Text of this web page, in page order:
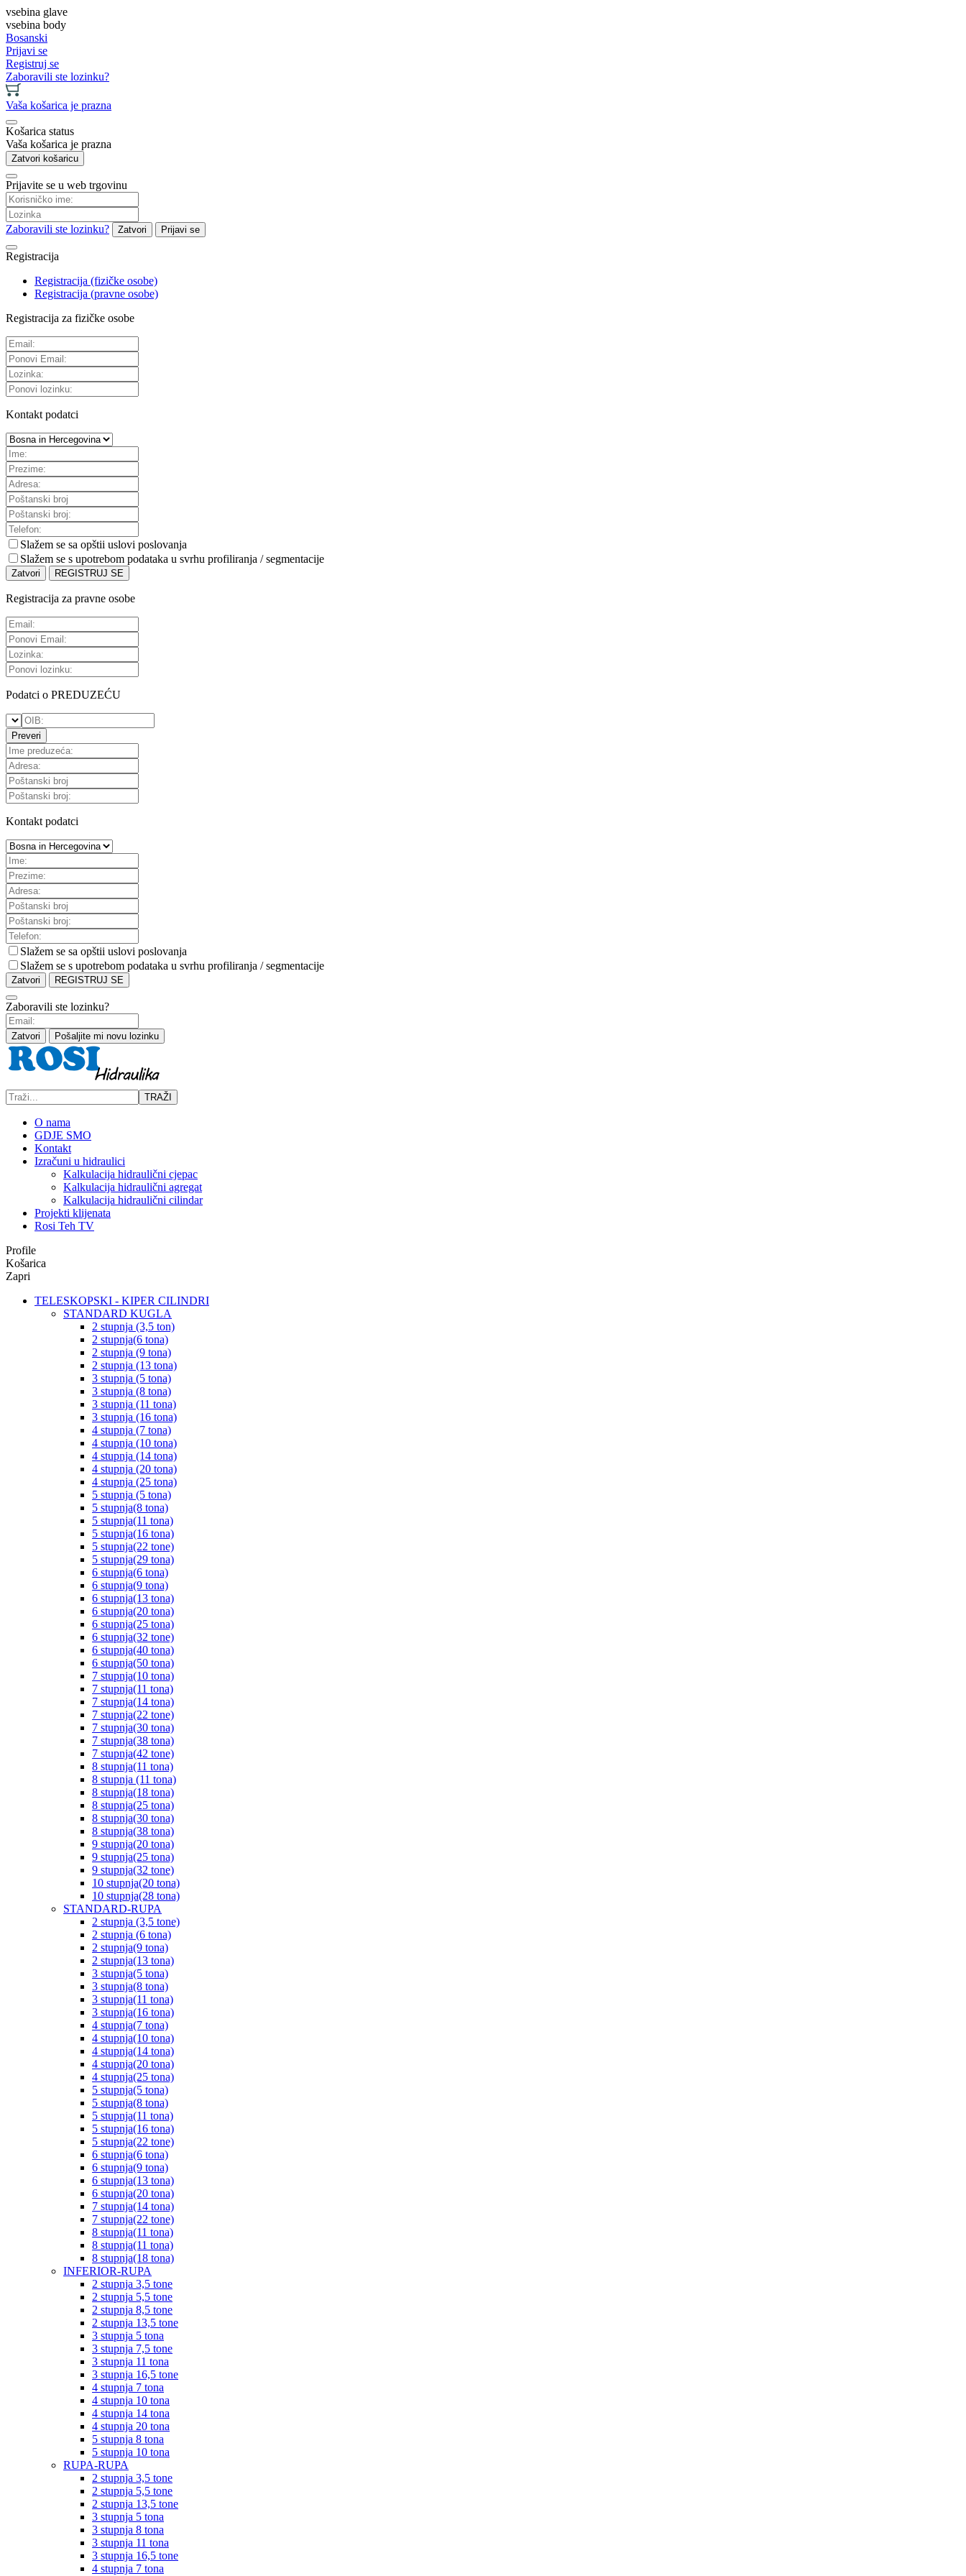
vsebina glave
vsebina body
Bosanski
Prijavi se
Registruj se
Zaboravili ste lozinku?
Vaša košarica je prazna
Košarica status
Vaša košarica je prazna
Zatvori košaricu
Prijavite se u web trgovinu
Zaboravili ste lozinku? Zatvori Prijavi se
Registracija
Registracija (fizičke osobe)
Registracija (pravne osobe)
Registracija za fizičke osobe
Kontakt podatci
Slažem se sa opštii uslovi poslovanja
Slažem se s upotrebom podataka u svrhu profiliranja / segmentacije
Zatvori REGISTRUJ SE
Registracija za pravne osobe
Podatci o PREDUZEĆU
Preveri
Kontakt podatci
Slažem se sa opštii uslovi poslovanja
Slažem se s upotrebom podataka u svrhu profiliranja / segmentacije
Zatvori REGISTRUJ SE
Zaboravili ste lozinku?
Zatvori Pošaljite mi novu lozinku
TRAŽI
O nama
GDJE SMO
Kontakt
Izračuni u hidraulici
Kalkulacija hidraulični cjepac
Kalkulacija hidraulični agregat
Kalkulacija hidraulični cilindar
Projekti klijenata
Rosi Teh TV
Profile
Košarica
Zapri
TELESKOPSKI - KIPER CILINDRI
STANDARD KUGLA
2 stupnja (3,5 ton)
2 stupnja(6 tona)
2 stupnja (9 tona)
2 stupnja (13 tona)
3 stupnja (5 tona)
3 stupnja (8 tona)
3 stupnja (11 tona)
3 stupnja (16 tona)
4 stupnja (7 tona)
4 stupnja (10 tona)
4 stupnja (14 tona)
4 stupnja (20 tona)
4 stupnja (25 tona)
5 stupnja (5 tona)
5 stupnja(8 tona)
5 stupnja(11 tona)
5 stupnja(16 tona)
5 stupnja(22 tone)
5 stupnja(29 tona)
6 stupnja(6 tona)
6 stupnja(9 tona)
6 stupnja(13 tona)
6 stupnja(20 tona)
6 stupnja(25 tona)
6 stupnja(32 tone)
6 stupnja(40 tona)
6 stupnja(50 tona)
7 stupnja(10 tona)
7 stupnja(11 tona)
7 stupnja(14 tona)
7 stupnja(22 tone)
7 stupnja(30 tona)
7 stupnja(38 tona)
7 stupnja(42 tone)
8 stupnja(11 tona)
8 stupnja (11 tona)
8 stupnja(18 tona)
8 stupnja(25 tona)
8 stupnja(30 tona)
8 stupnja(38 tona)
9 stupnja(20 tona)
9 stupnja(25 tona)
9 stupnja(32 tone)
10 stupnja(20 tona)
10 stupnja(28 tona)
STANDARD-RUPA
2 stupnja (3,5 tone)
2 stupnja (6 tona)
2 stupnja(9 tona)
2 stupnja(13 tona)
3 stupnja(5 tona)
3 stupnja(8 tona)
3 stupnja(11 tona)
3 stupnja(16 tona)
4 stupnja(7 tona)
4 stupnja(10 tona)
4 stupnja(14 tona)
4 stupnja(20 tona)
4 stupnja(25 tona)
5 stupnja(5 tona)
5 stupnja(8 tona)
5 stupnja(11 tona)
5 stupnja(16 tona)
5 stupnja(22 tone)
6 stupnja(6 tona)
6 stupnja(9 tona)
6 stupnja(13 tona)
6 stupnja(20 tona)
7 stupnja(14 tona)
7 stupnja(22 tone)
8 stupnja(11 tona)
8 stupnja(11 tona)
8 stupnja(18 tona)
INFERIOR-RUPA
2 stupnja 3,5 tone
2 stupnja 5,5 tone
2 stupnja 8,5 tone
2 stupnja 13,5 tone
3 stupnja 5 tona
3 stupnja 7,5 tone
3 stupnja 11 tona
3 stupnja 16,5 tone
4 stupnja 7 tona
4 stupnja 10 tona
4 stupnja 14 tona
4 stupnja 20 tona
5 stupnja 8 tona
5 stupnja 10 tona
RUPA-RUPA
2 stupnja 3,5 tone
2 stupnja 5,5 tone
2 stupnja 13,5 tone
3 stupnja 5 tona
3 stupnja 8 tona
3 stupnja 11 tona
3 stupnja 16,5 tone
4 stupnja 7 tona